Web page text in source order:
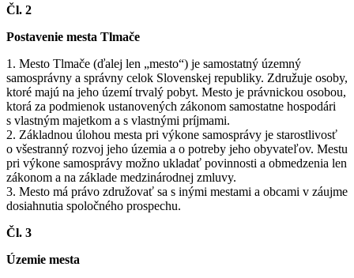
Čl. 2
Postavenie mesta Tlmače
1. Mesto Tlmače (ďalej len „mesto“) je samostatný územný
samosprávny a správny celok Slovenskej republiky. Združuje osoby,
ktoré majú na jeho území trvalý pobyt. Mesto je právnickou osobou,
ktorá za podmienok ustanovených zákonom samostatne hospodári
s vlastným majetkom a s vlastnými príjmami.
2. Základnou úlohou mesta pri výkone samosprávy je starostlivosť
o všestranný rozvoj jeho územia a o potreby jeho obyvateľov. Mestu
pri výkone samosprávy možno ukladať povinnosti a obmedzenia len
zákonom a na základe medzinárodnej zmluvy.
3. Mesto má právo združovať sa s inými mestami a obcami v záujme
dosiahnutia spoločného prospechu.
Čl. 3
Územie mesta